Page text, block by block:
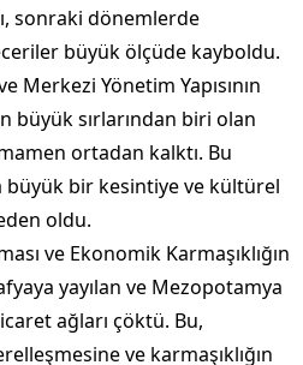
sonraki dönemlerde
büyük ölçüde kayboldu.
Merkezi Yönetim Yapısının
büyük sırlarından biri olan
ortadan kalktı. Bu
büyük bir kesintiye ve kültürel
oldu.
ve Ekonomik Karmaşıklığın
yayılan ve Mezopotamya
ağları çöktü. Bu,
ve karmaşıklığın